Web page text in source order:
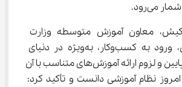
معاون آموزش متوسطه وزارت
آموزش و پرورش، ورود به کسب‌وکار، به‌ویژه در دنیای
دیجیتال از سنین پایین و لزوم ارائه آموزش‌های متناسب با آن
امروز نظام آموزشی دانست و تأکید کرد: